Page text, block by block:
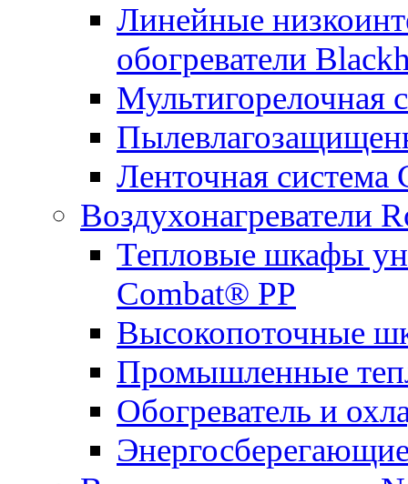
Линейные
обогреватели
Мультигорелочная
Ленточная система
Воздухонагреватели
Тепловые шкафы
Combat® PP
Высокопоточные
Промышленные
Обогреватель и